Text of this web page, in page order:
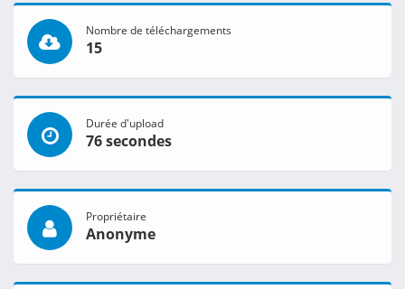
Nombre de téléchargements
15
Durée d'upload
76 secondes
Propriétaire
Anonyme